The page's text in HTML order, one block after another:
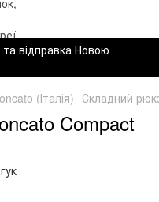
відправка Новою
(Італія) Складний
Compact